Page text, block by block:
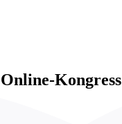
Kongress